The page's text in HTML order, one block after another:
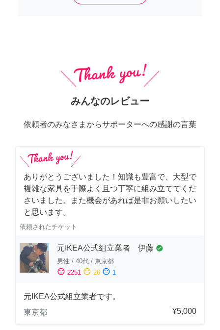
みんなのレビュー
依頼者のみなさまからサポーターへの感謝の言葉
ありがとうございました！知識も豊富で、大型で
複雑な家具を手際よく且つ丁寧に組み立ててくだ
さいました。また機会があれば是非お願いしたい
と思います。
依頼されたチケット
元IKEA公式組立業者 伊藤 check_circle
男性 / 40代 / 東京都
sentiment_satisfied 2251 sentiment_neutral 26 sentiment_dissatisfied 1
元IKEA公式組立業者です。
東京都
¥5,000